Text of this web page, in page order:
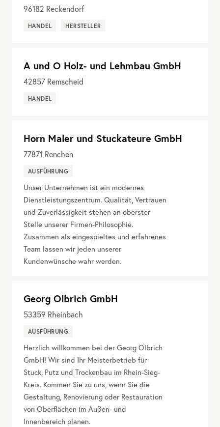
96182 Reckendorf
HANDEL HERSTELLER
A und O Holz- und Lehmbau GmbH
42857 Remscheid
HANDEL
Horn Maler und Stuckateure GmbH
77871 Renchen
AUSFÜHRUNG
Unser Unternehmen ist ein modernes
Dienstleistungszentrum. Qualität, Vertrauen
und Zuverlässigkeit stehen an oberster
Stelle unserer Firmen-Philosophie.
Zusammen als eingespieltes und erfahrenes
Team lassen wir jeden unserer
Kundenwünsche wahr werden.
Georg Olbrich GmbH
53359 Rheinbach
AUSFÜHRUNG
Herzlich willkommen bei der Georg Olbrich
GmbH! Wir sind Ihr Meisterbetrieb für
Stuck, Putz und Trockenbau im Rhein-Sieg-
Kreis. Kommen Sie zu uns, wenn Sie die
Gestaltung, Renovierung oder Restauration
von Oberflächen im Außen- und
Innenbereich planen.